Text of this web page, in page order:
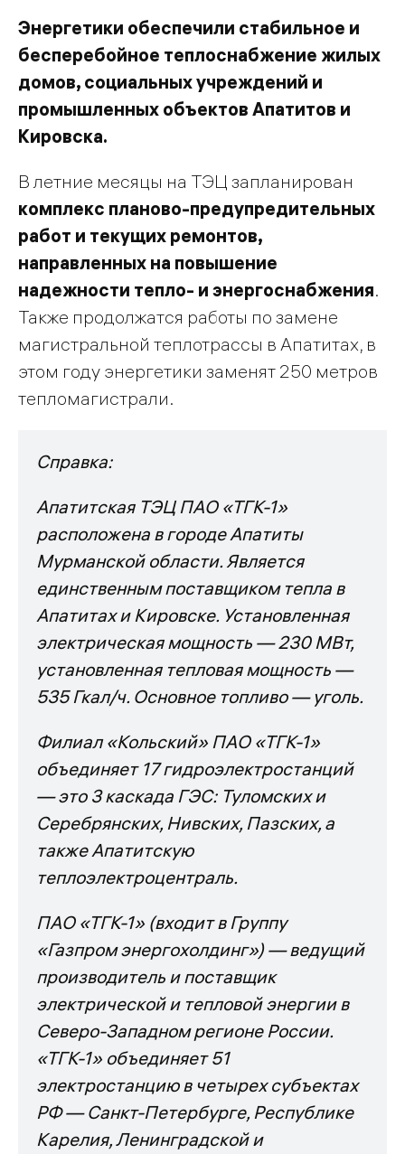
Энергетики обеспечили стабильное и
бесперебойное теплоснабжение жилых
домов, социальных учреждений и
промышленных объектов Апатитов и
Кировска.
В летние месяцы на ТЭЦ запланирован
комплекс планово-предупредительных
работ и текущих ремонтов,
направленных на повышение
надежности тепло- и энергоснабжения.
Также продолжатся работы по замене
магистральной теплотрассы в Апатитах, в
этом году энергетики заменят 250 метров
тепломагистрали.
Справка:
Апатитская ТЭЦ ПАО «ТГК-1»
расположена в городе Апатиты
Мурманской области. Является
единственным поставщиком тепла в
Апатитах и Кировске. Установленная
электрическая мощность — 230 МВт,
установленная тепловая мощность —
535 Гкал/ч. Основное топливо — уголь.
Филиал «Кольский» ПАО «ТГК-1»
объединяет 17 гидроэлектростанций
— это 3 каскада ГЭС: Туломских и
Серебрянских, Нивских, Пазских, а
также Апатитскую
теплоэлектроцентраль.
ПАО «ТГК-1» (входит в Группу
«Газпром энергохолдинг») — ведущий
производитель и поставщик
электрической и тепловой энергии в
Северо-Западном регионе России.
«ТГК-1» объединяет 51
электростанцию в четырех субъектах
РФ — Санкт-Петербурге, Республике
Карелия, Ленинградской и